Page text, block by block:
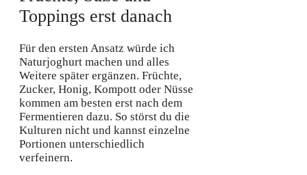
Toppings erst danach
Für den ersten Ansatz würde ich
Naturjoghurt machen und alles
Weitere später ergänzen. Früchte,
Zucker, Honig, Kompott oder Nüsse
kommen am besten erst nach dem
Fermentieren dazu. So störst du die
Kulturen nicht und kannst einzelne
Portionen unterschiedlich
verfeinern.